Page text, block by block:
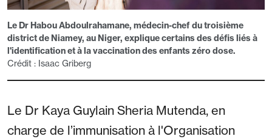
Le Dr Habou Abdoulrahamane, médecin-chef du troisième
district de Niamey, au Niger, explique certains des défis liés à
l'identification et à la vaccination des enfants zéro dose.
Crédit : Isaac Griberg
Le Dr Kaya Guylain Sheria Mutenda, en
charge de l’immunisation à l'Organisation